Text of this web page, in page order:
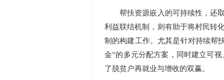
帮扶资源嵌入的可持续性，还取
利益联结机制，则有助于将村民转
制的构建工作。尤其是针对持续帮
金”的多元分配方案，同时建立可
了脱贫户再就业与增收的双赢。